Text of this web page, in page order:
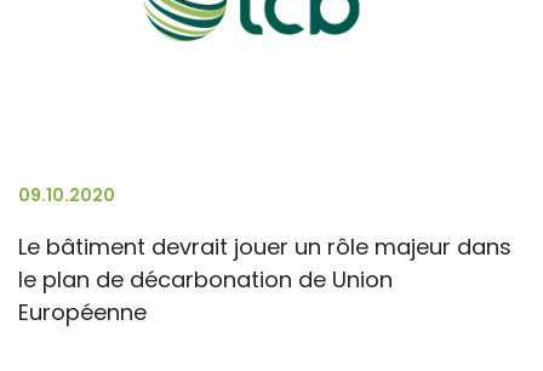
09.10.2020
Le bâtiment devrait jouer un rôle majeur dans
le plan de décarbonation de Union
Européenne